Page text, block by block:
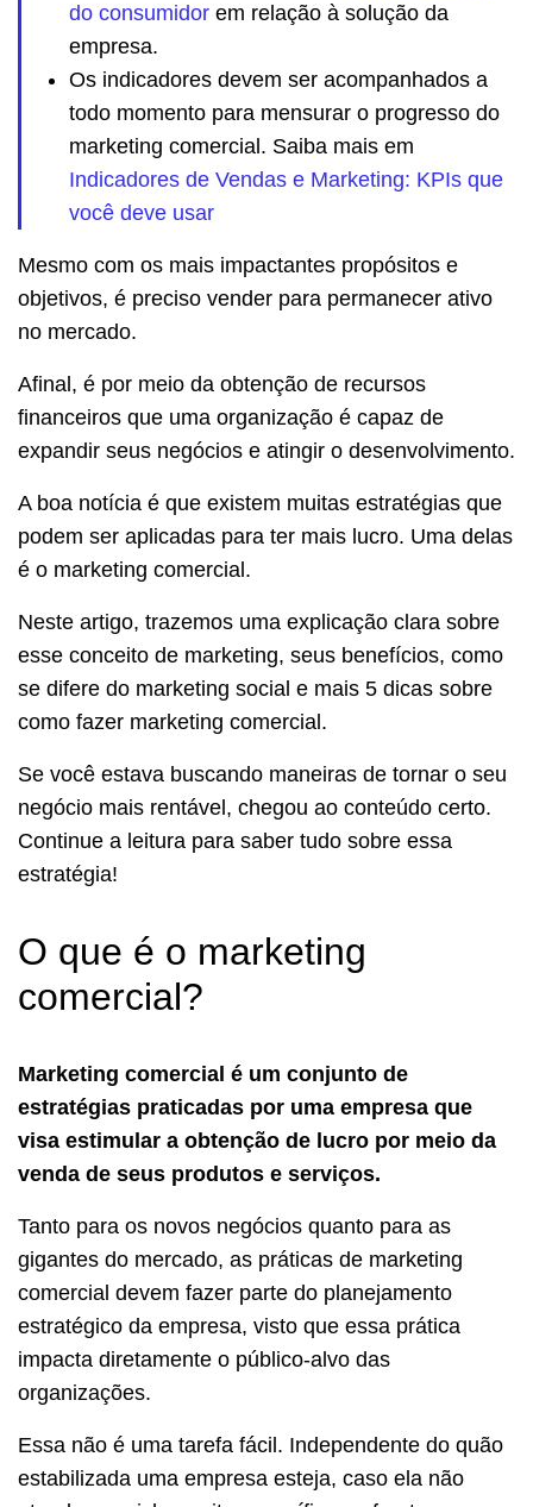
do consumidor em relação à solução da
empresa.
Os indicadores devem ser acompanhados a
todo momento para mensurar o progresso do
marketing comercial. Saiba mais em
Indicadores de Vendas e Marketing: KPIs que
você deve usar
Mesmo com os mais impactantes propósitos e
objetivos, é preciso vender para permanecer ativo
no mercado.
Afinal, é por meio da obtenção de recursos
financeiros que uma organização é capaz de
expandir seus negócios e atingir o desenvolvimento.
A boa notícia é que existem muitas estratégias que
podem ser aplicadas para ter mais lucro. Uma delas
é o marketing comercial.
Neste artigo, trazemos uma explicação clara sobre
esse conceito de marketing, seus benefícios, como
se difere do marketing social e mais 5 dicas sobre
como fazer marketing comercial.
Se você estava buscando maneiras de tornar o seu
negócio mais rentável, chegou ao conteúdo certo.
Continue a leitura para saber tudo sobre essa
estratégia!
O que é o marketing
comercial?
Marketing comercial é um conjunto de
estratégias praticadas por uma empresa que
visa estimular a obtenção de lucro por meio da
venda de seus produtos e serviços.
Tanto para os novos negócios quanto para as
gigantes do mercado, as práticas de marketing
comercial devem fazer parte do planejamento
estratégico da empresa, visto que essa prática
impacta diretamente o público-alvo das
organizações.
Essa não é uma tarefa fácil. Independente do quão
estabilizada uma empresa esteja, caso ela não